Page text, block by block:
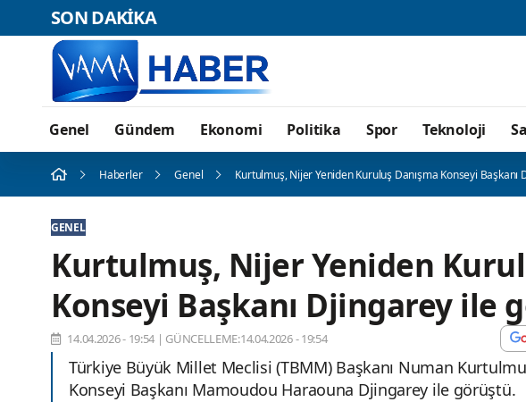
SON DAKİKA
Genel Gündem Ekonomi Politika Spor Teknoloji
Haberler Genel Kurtulmuş, Nijer Yeniden Kuruluş Danışma Konseyi
GENEL
Kurtulmuş, Nijer Yeniden
Konseyi Başkanı Djingarey ile
14.04.2026 - 19:54 | GÜNCELLEME:14.04.2026 - 19:54
Türkiye Büyük Millet Meclisi (TBMM) Başkanı Numan
Konseyi Başkanı Mamoudou Haraouna Djingarey ile görüştü.